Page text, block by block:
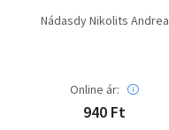
Vallás
Nádasdy Nikolits Andrea
Online ár:
940 Ft